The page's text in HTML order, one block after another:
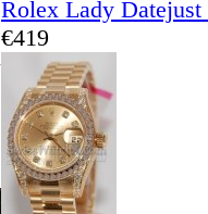
Rolex Lady Datejust
€419